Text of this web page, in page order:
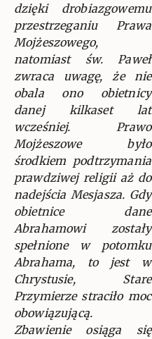
dzięki drobiazgowemu
przestrzeganiu Prawa
Mojżeszowego,
natomiast św. Paweł
zwraca uwagę, że nie
obala ono obietnicy
danej kilkaset lat
wcześniej. Prawo
Mojżeszowe było
środkiem podtrzymania
prawdziwej religii aż do
nadejścia Mesjasza. Gdy
obietnice dane
Abrahamowi zostały
spełnione w potomku
Abrahama, to jest w
Chrystusie, Stare
Przymierze straciło moc
obowiązującą.
Zbawienie osiąga się